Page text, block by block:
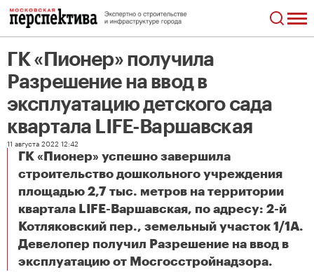
ГК «Пионер» получила
Разрешение на ввод в
эксплуатацию детского сада
квартала LIFE-Варшавская
11 августа 2022 12:42
ГК «Пионер» успешно завершила
строительство дошкольного учреждения
площадью 2,7 тыс. метров на территории
квартала LIFE-Варшавская, по адресу: 2-й
Котляковский пер., земельный участок 1/1А.
Девелопер получил Разрешение на ввод в
эксплуатацию от Мосгосстройнадзора.